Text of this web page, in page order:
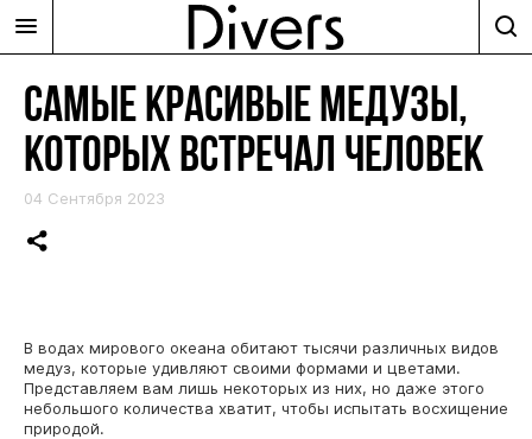
САМЫЕ КРАСИВЫЕ МЕДУЗЫ,
КОТОРЫХ ВСТРЕЧАЛ ЧЕЛОВЕК
04 Сентября 2023
В водах мирового океана обитают тысячи различных видов
медуз, которые удивляют своими формами и цветами.
Представляем вам лишь некоторых из них, но даже этого
небольшого количества хватит, чтобы испытать восхищение
природой.